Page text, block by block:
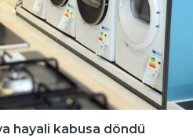
hayali kabusa döndü